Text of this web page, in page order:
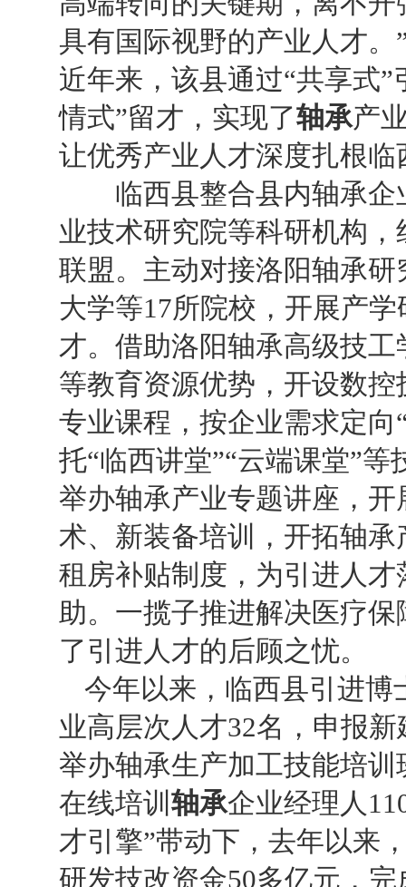
具有国际视野的产业人才。
近年来，该县通过“共享式”
情式”留才，实现了轴承产
让优秀产业人才深度扎根
临西县整合县内轴承企
业技术研究院等科研机构
联盟。主动对接洛阳轴承研
大学等17所院校，开展产
才。借助洛阳轴承高级技
等教育资源优势，开设数
专业课程，按企业需求定向
托“临西讲堂”“云端课堂”等
举办轴承产业专题讲座，
术、新装备培训，开拓轴
租房补贴制度，为引进人
助。一揽子推进解决医疗
了引进人才的后顾之忧。
今年以来，临西县引进
业高层次人才32名，申报
举办轴承生产加工技能培训
在线培训 轴承企业经理人
才引擎”带动下，去年以来
研发技改资金50多亿元，